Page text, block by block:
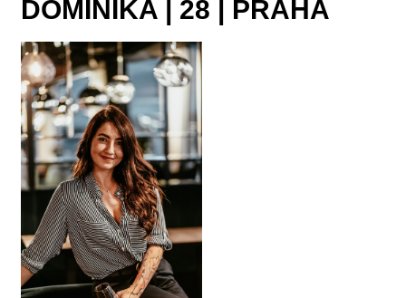
DOMINIKA | 28 | PRAHA